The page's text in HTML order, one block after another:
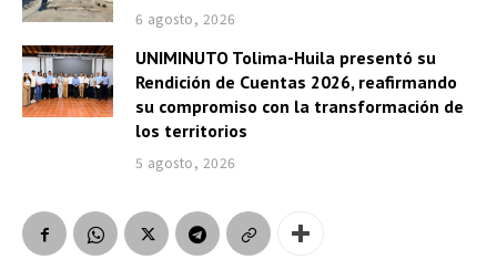
6 agosto, 2026
UNIMINUTO Tolima-Huila presentó su
Rendición de Cuentas 2026, reafirmando
su compromiso con la transformación de
los territorios
5 agosto, 2026